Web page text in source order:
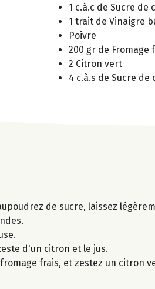
1 c.à.c de Sucre de
1 trait de Vinaigre
Poivre
200 gr de Fromage
2 Citron vert
4 c.à.s de Sucre de
de sucre, laissez
d'un citron et le jus.
frais, et zestez un citron